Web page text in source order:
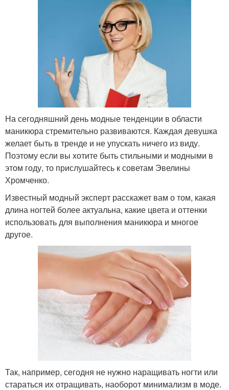
На сегодняшний день модные тенденции в области
маникюра стремительно развиваются. Каждая девушка
желает быть в тренде и не упускать ничего из виду.
Поэтому если вы хотите быть стильными и модными в
этом году, то прислушайтесь к советам Эвелины
Хромченко.
Известный модный эксперт расскажет вам о том, какая
длина ногтей более актуальна, какие цвета и оттенки
использовать для выполнения маникюра и многое
другое.
Так, например, сегодня не нужно наращивать ногти или
стараться их отращивать, наоборот минимализм в моде.